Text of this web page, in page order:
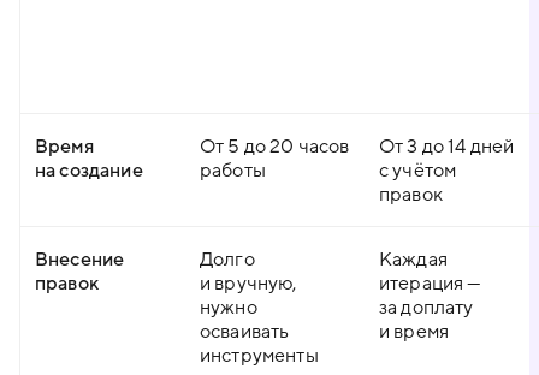
Время
на создание
От 5 до 20 часов
работы
От 3 до 14 дней
с учётом
правок
Внесение
правок
Долго
и вручную,
нужно
осваивать
инструменты
Каждая
итерация —
за доплату
и время